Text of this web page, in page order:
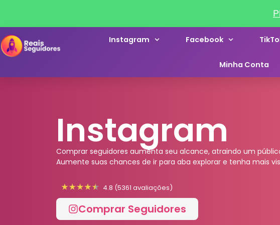
Instagram Facebook
Minha Conta
Instagram
Comprar seguidores aumenta seu alcance, atraindo um
Aumente suas chances de ir para aba explorar e tenha mais
4.8 (5361 avaliações)
Comprar Seguidores